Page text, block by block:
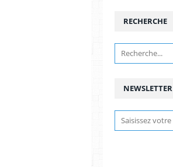
NEWSLETTER
RECHERCHE